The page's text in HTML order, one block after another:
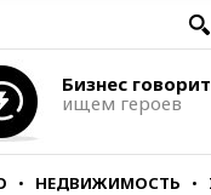
Бизнес
ищем героев
НЕДВИЖИМОСТЬ